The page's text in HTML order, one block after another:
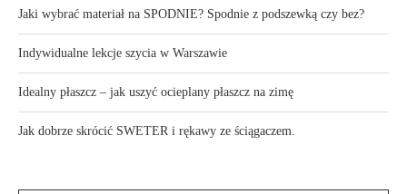
Jaki wybrać materiał na SPODNIE? Spodnie z podszewką czy bez?
Indywidualne lekcje szycia w Warszawie
Idealny płaszcz – jak uszyć ocieplany płaszcz na zimę
Jak dobrze skrócić SWETER i rękawy ze ściągaczem.